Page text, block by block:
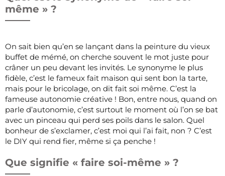
même » ?
On sait bien qu’en se lançant dans la peinture du vieux
buffet de mémé, on cherche souvent le mot juste pour
crâner un peu devant les invités. Le synonyme le plus
fidèle, c’est le fameux fait maison qui sent bon la tarte,
mais pour le bricolage, on dit fait soi même. C’est la
fameuse autonomie créative ! Bon, entre nous, quand on
parle d’autonomie, c’est surtout le moment où l’on se bat
avec un pinceau qui perd ses poils dans le salon. Quel
bonheur de s’exclamer, c’est moi qui l’ai fait, non ? C’est
le DIY qui rend fier, même si ça penche !
Que signifie « faire soi-même » ?